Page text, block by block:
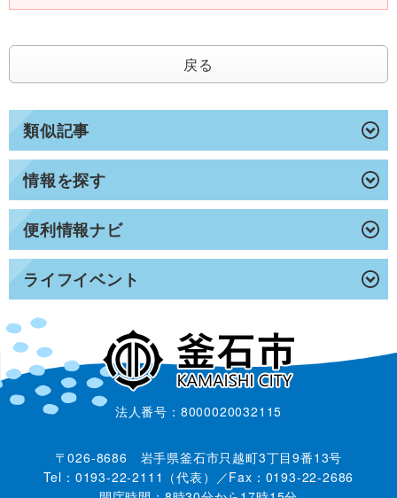
類似記事
情報を探す
便利情報ナビ
ライフイベント
戻る
法人番号：8000020032115
〒026-8686 岩手県釜石市只越町3丁目9番13号
Tel：0193-22-2111（代表）／Fax：0193-22-2686